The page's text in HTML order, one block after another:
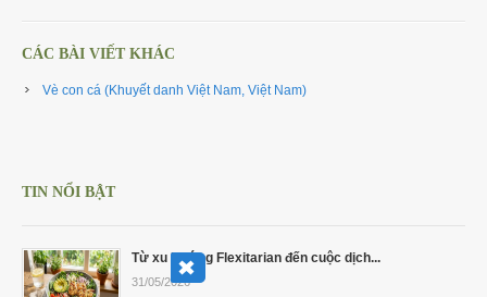
CÁC BÀI VIẾT KHÁC
Vè con cá (Khuyết danh Việt Nam, Việt Nam)
TIN NỔI BẬT
Từ xu hướng Flexitarian đến cuộc dịch...
31/05/2026